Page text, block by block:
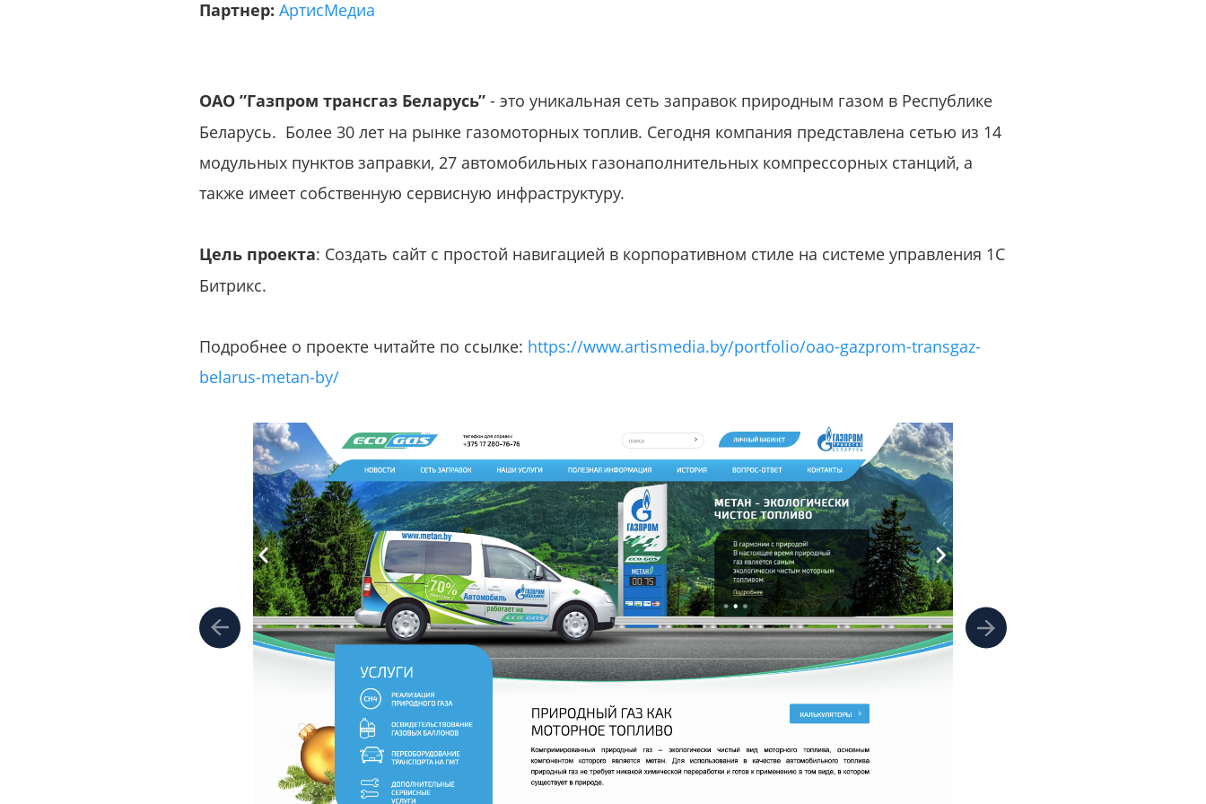
Партнер: АртисМедиа
ОАО ”Газпром трансгаз Беларусь” - это уникальная сеть заправок природным газом в Республике
Беларусь. Более 30 лет на рынке газомоторных топлив. Сегодня компания представлена сетью из 14
модульных пунктов заправки, 27 автомобильных газонаполнительных компрессорных станций, а
также имеет собственную сервисную инфраструктуру.
Цель проекта: Создать сайт с простой навигацией в корпоративном стиле на системе управления 1С
Битрикс.
Подробнее о проекте читайте по ссылке: https://www.artismedia.by/portfolio/oao-gazprom-transgaz-
belarus-metan-by/